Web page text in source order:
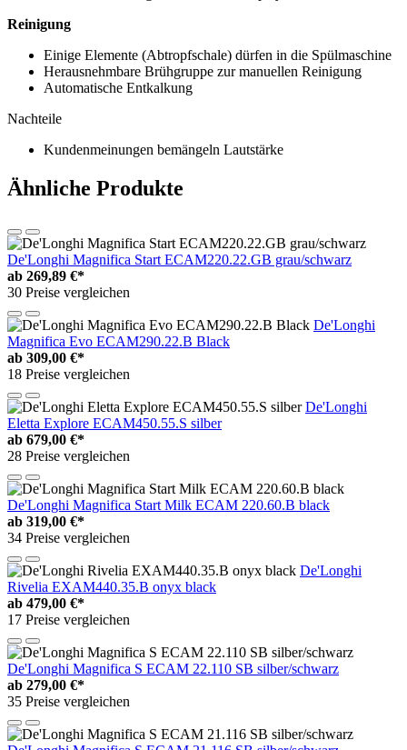
Reinigung
Einige Elemente (Abtropfschale) dürfen in die Spülmaschine
Herausnehmbare Brühgruppe zur manuellen Reinigung
Automatische Entkalkung
Nachteile
Kundenmeinungen bemängeln Lautstärke
Ähnliche Produkte
De'Longhi Magnifica Start ECAM220.22.GB grau/schwarz
ab 269,89 €*
30 Preise vergleichen
De'Longhi
Magnifica Evo ECAM290.22.B Black
ab 309,00 €*
18 Preise vergleichen
De'Longhi
Eletta Explore ECAM450.55.S silber
ab 679,00 €*
28 Preise vergleichen
De'Longhi Magnifica Start Milk ECAM 220.60.B black
ab 319,00 €*
34 Preise vergleichen
De'Longhi
Rivelia EXAM440.35.B onyx black
ab 479,00 €*
17 Preise vergleichen
De'Longhi Magnifica S ECAM 22.110 SB silber/schwarz
ab 279,00 €*
35 Preise vergleichen